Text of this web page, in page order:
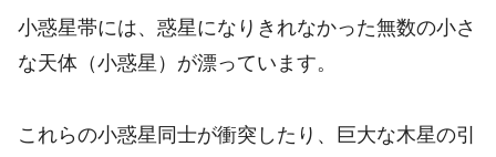
小惑星帯には、惑星になりきれなかった無数の小さ
な天体（小惑星）が漂っています。
これらの小惑星同士が衝突したり、巨大な木星の引